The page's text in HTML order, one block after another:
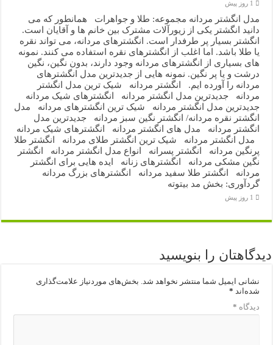
1 روز پیش
مدل انگشتر مردانه مجموعه: طلا و جواهرات همانطور که می
دانید انگشتر یکی از زیورآلات مشترک بین خانم ها و آقایان است.
انگشتر بسیار پر طرفدار است. انگشترهای مردانه، می تواند نقره
یا طلا باشد. اما اغلب از انگشترهای نقره استفاده می کنند. نمونه
های بسیاری از انگشترهای مردانه وجود دارند، بدون نگین، نگین
درشت و یا پر نگین. نمونه هایی از جدیدترین مدل انگشترهای
مردانه را آورده ایم. انگشتر مردانه شیک ترین مدل انگشتر
مردانه جدیدترین مدل انگشتر مردانه انگشترهای شیک مردانه
جدیدترین مدل انگشتر مردانه شیک ترین انگشترهای مردانه مدل
انگشتر نقره مردانه/ انگشتر نگین سبز مردانه جدیدترین مدل
انگشتر مردانه مدل های انگشتر مردانه انگشترهای شیک مردانه
مدل انگشتر مردانه شیک ترین انگشتر طلای مردانه انگشتر طلا
پرنگین مردانه انگشتر پسرانه انواع مدل انگشتر مردانه انگشتر
نگین مشکی مردانه انگشترهای زنانه ایده هایی برای انگشتر
مردانه انگشتر طلا سفید مردانه انگشترهای بزرگ مردانه
گردآوری: بخش مد بیتوته
1 روز پیش
دیدگاهتان را بنویسید
نشانی ایمیل شما منتشر نخواهد شد. بخش‌های موردنیاز علامت‌گذاری
شده‌اند *
دیدگاه *